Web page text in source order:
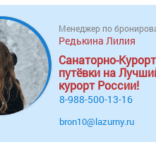
Менеджер по
Редькина Лилия
Санаторно-
путёвки на
курорт России!
8-988-500-13-16
bron10@lazurny.ru